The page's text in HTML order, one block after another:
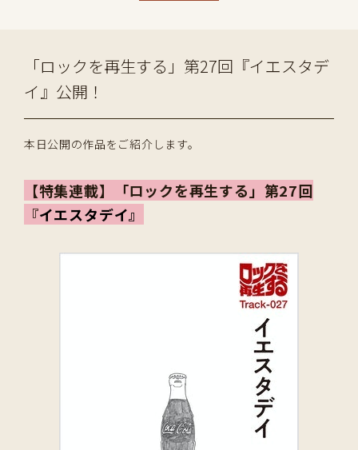
「ロックを再生する」第27回『イエスタデ
イ』公開！
本日公開の作品をご紹介します。
【特集連載】「ロックを再生する」第27回
『イエスタデイ』